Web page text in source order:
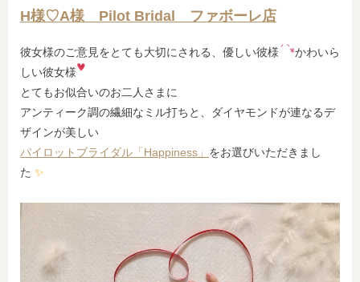
H様♡A様 Pilot Bridal ファボーレ店
彼女様のご意見をとても大切にされる、優しい彼様
かわいら
しい彼女様
とてもお似合いのお二人さまに
アンティーク調の繊細なミル打ちと、ダイヤモンドが連なるデ
ザインが美しい
パイロットブライダル 「Happiness」 をお選びいただきまし
た ✨